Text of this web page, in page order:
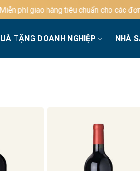
giao hàng tiêu chuẩn cho các đơn hàng
TẶNG DOANH NGHIỆP NHÀ